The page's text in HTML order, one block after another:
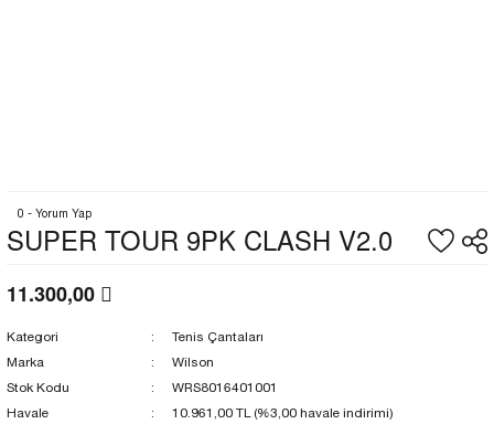
0 - Yorum Yap
SUPER TOUR 9PK CLASH V2.0
11.300,00
Kategori
Tenis Çantaları
Marka
Wilson
Stok Kodu
WRS8016401001
Havale
10.961,00 TL (%3,00 havale indirimi)